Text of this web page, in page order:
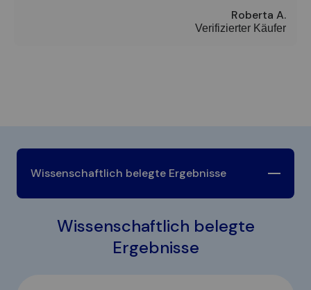
Roberta A.
Verifizierter Käufer
Wissenschaftlich belegte Ergebnisse
Wissenschaftlich belegte
Ergebnisse